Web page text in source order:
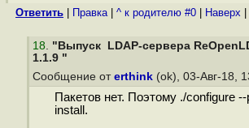
Ответить Правка| ^ к родителю #0 Наверх
18. "Выпуск LDAP-сервера
1.1.9 "
Сообщение от erthink (ok), 03-Авг-18,
Пакетов нет. Поэтому ./configure
install.